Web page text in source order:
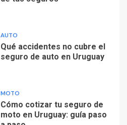
AUTO
Qué accidentes no cubre el
seguro de auto en Uruguay
MOTO
Cómo cotizar tu seguro de
moto en Uruguay: guía paso